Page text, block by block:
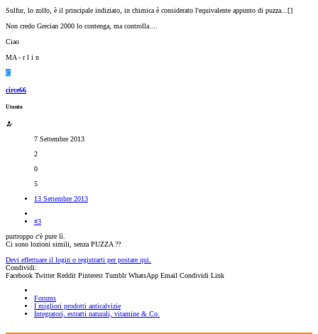
Sulfur, lo zolfo, è il principale indiziato, in chimica è considerato l'equivalente appunto di puzza...[]
Non credo Grecian 2000 lo contenga, ma controlla....
Ciao
MA - r l i n
C
circe66
Utente
7 Settembre 2013
2
0
5
13 Settembre 2013
#3
purtroppo c'è pure lì.
Ci sono lozioni simili, senza PUZZA ??
Devi effettuare il login o registrarti per postare qui.
Condividi:
Facebook Twitter Reddit Pinterest Tumblr WhatsApp Email Condividi Link
Forums
I migliori prodotti anticalvizie
Integratori, estratti naturali, vitamine & Co.